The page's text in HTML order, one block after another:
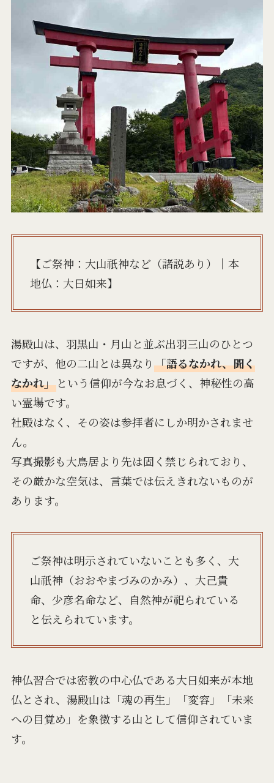
【ご祭神：大山祇神など（諸説あり）｜本
地仏：大日如来】
湯殿山は、羽黒山・月山と並ぶ出羽三山のひとつ
ですが、他の二山とは異なり 「語るなかれ、聞く
なかれ」という信仰が今なお息づく、神秘性の高
い霊場です。
社殿はなく、その姿は参拝者にしか明かされませ
ん。
写真撮影も大鳥居より先は固く禁じられており、
その厳かな空気は、言葉では伝えきれないものが
あります。
ご祭神は明示されていないことも多く、大
山祇神（おおやまづみのかみ）、大己貴
命、少彦名命など、自然神が祀られている
と伝えられています。
神仏習合では密教の中心仏である大日如来が本地
仏とされ、湯殿山は「魂の再生」「変容」「未来
への目覚め」を象徴する山として信仰されていま
す。